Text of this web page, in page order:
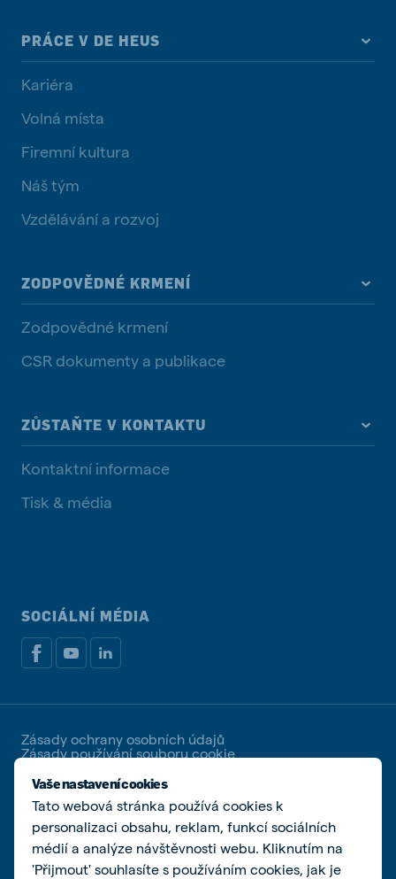
PRÁCE V DE HEUS
Kariéra
Volná místa
Firemní kultura
Náš tým
Vzdělávání a rozvoj
ZODPOVĚDNÉ KRMENÍ
Zodpovědné krmení
CSR dokumenty a publikace
ZŮSTAŇTE V KONTAKTU
Kontaktní informace
Tisk & média
SOCIÁLNÍ MÉDIA
Zásady ochrany osobních údajů
Zásady používání souboru cookie
© De Heus Animal Nutrition | De Heus a.s. | IČ
25321498 | DIČ CZ25321498 | Společnost zapsaná u
Krajského soudu v Brně, spisová značka B 2162
Vaše nastavení cookies
Tato webová stránka používá cookies k
personalizaci obsahu, reklam, funkcí sociálních
médií a analýze návštěvnosti webu. Kliknutím na
'Přijmout' souhlasíte s používáním cookies, jak je